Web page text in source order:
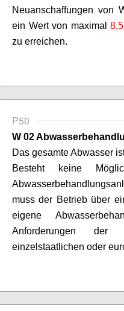
Neuanschaffungen von
ein Wert von maximal
zu erreichen.
P50
W 02
Das gesamte Abwasser
Besteht keine
muss der Betrieb über
eigene
Anforderungen der
einzelstaatlichen oder